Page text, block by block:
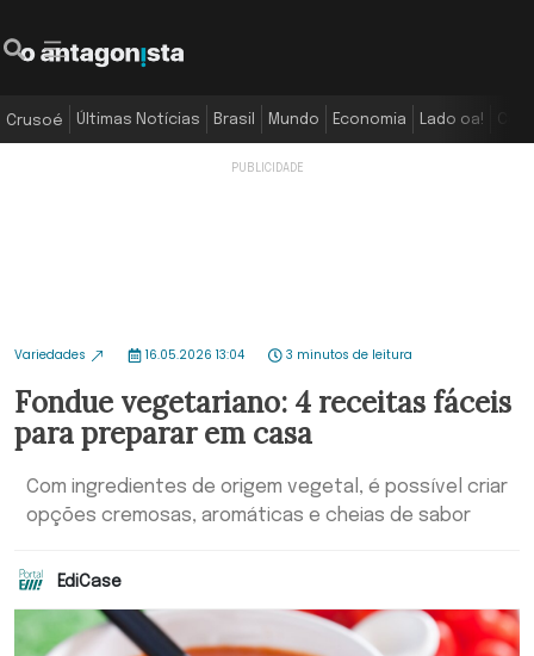
Crusoé Últimas Notícias Brasil Mundo Economia Lado oa!
Variedades 16.05.2026 13:04 3 minutos de leitura
Fondue vegetariano: 4 receitas fáceis
para preparar em casa
Com ingredientes de origem vegetal, é possível criar
opções cremosas, aromáticas e cheias de sabor
EdiCase